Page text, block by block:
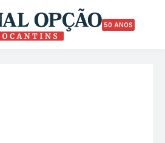
50 ANOS